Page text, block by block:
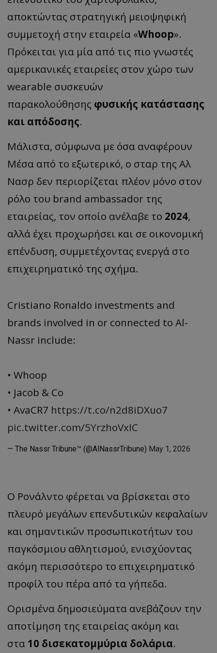
αποκτώντας στρατηγική μειοψηφική
συμμετοχή στην εταιρεία «Whoop».
Πρόκειται για μία από τις πιο γνωστές
αμερικανικές εταιρείες στον χώρο των
wearable συσκευών
παρακολούθησης φυσικής κατάστασης
και απόδοσης.
Μάλιστα, σύμφωνα με όσα αναφέρουν
Μέσα από το εξωτερικό, ο σταρ της Αλ
Νασρ δεν περιορίζεται πλέον μόνο στον
ρόλο του brand ambassador της
εταιρείας, τον οποίο ανέλαβε το 2024,
αλλά έχει προχωρήσει και σε οικονομική
επένδυση, συμμετέχοντας ενεργά στο
επιχειρηματικό της σχήμα.
Cristiano Ronaldo investments and
brands involved in or connected to Al-
Nassr include:
• Whoop
• Jacob & Co
• AvaCR7 https://t.co/n2d8iDXuo7
pic.twitter.com/5YrzhoVxIC
— The Nassr Tribune™️ (@AlNassrTribune) May 1, 2026
Ο Ρονάλντο φέρεται να βρίσκεται στο
πλευρό μεγάλων επενδυτικών κεφαλαίων
και σημαντικών προσωπικοτήτων του
παγκόσμιου αθλητισμού, ενισχύοντας
ακόμη περισσότερο το επιχειρηματικό
προφίλ του πέρα από τα γήπεδα.
Ορισμένα δημοσιεύματα ανεβάζουν την
αποτίμηση της εταιρείας ακόμη και
στα 10 δισεκατομμύρια δολάρια.